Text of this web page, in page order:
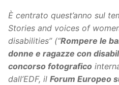
È centrato quest’anno sul
Stories and voices of
disabilities” (“Rompere le
donne e ragazze con
concorso fotografico
dall’EDF, il Forum Europeo